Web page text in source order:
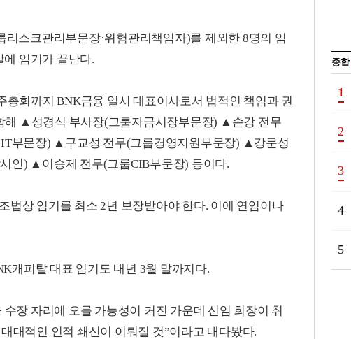
리스크관리부문장·위험관리책임자)를 제외한 8명의 임
에 임기가 끝난다.
회까지 BNK금융 일시 대표이사로서 법적인 책임과 권
해 ▲성경식 부사장(그룹자금시장부문장) ▲손강 전무
부문장) ▲구교성 전무(그룹경영지원부문장) ▲강문성
인) ▲이승제 전무(그룹CIB부문장) 등이다.
법상 임기를 최소 2년 보장받아야 한다. 이에 연임이나
캐피탈 대표 임기도 내년 3월 말까지다.
장 자리에 오를 가능성이 커진 가운데 신임 회장이 취
대적인 인적 쇄신이 이뤄질 것”이라고 내다봤다.
종합
1
2
3
4
5